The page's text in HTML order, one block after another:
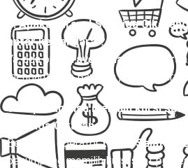
9. Apakah travel Salatiga
antar ke bandara ?
Ya, ada opsi
travel Salatiga
mengantar ke Bandara , baik secara
10. Apakah bisa memilih kursi
Salatiga Cikarang?
Beberapa operatortravel Salatiga
penumpang memilih kursi saat